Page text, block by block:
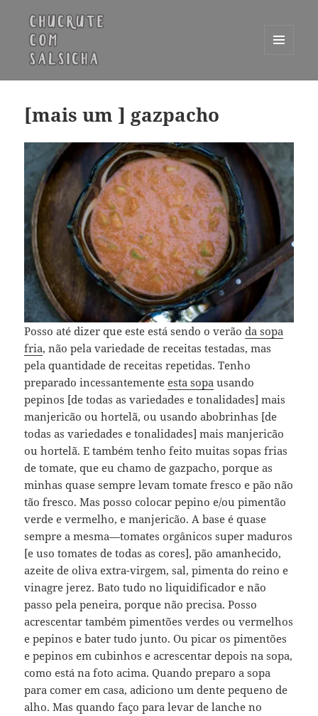
WIDGETS
[mais um ] gazpacho
Posso até dizer que este está sendo o verãoda sopa
fria, não pela variedade de receitas testadas, mas
pela quantidade de receitas repetidas. Tenho
preparado incessantementeesta sopa usando
pepinos [de todas as variedades e tonalidades] mais
manjericão ou hortelã, ou usando abobrinhas [de
todas as variedades e tonalidades] mais manjericão
ou hortelã. E também tenho feito muitas sopas frias
de tomate, que eu chamo de gazpacho, porque as
minhas quase sempre levam tomate fresco e pão não
tão fresco. Mas posso colocar pepino e/ou pimentão
verde e vermelho, e manjericão. A base é quase
sempre a mesma—tomates orgânicos super maduros
[e uso tomates de todas as cores], pão amanhecido,
azeite de oliva extra-virgem, sal, pimenta do reino e
vinagre jerez. Bato tudo no liquidificador e não
passo pela peneira, porque não precisa. Posso
acrescentar também pimentões verdes ou vermelhos
e pepinos e bater tudo junto. Ou picar os pimentões
e pepinos em cubinhos e acrescentar depois na sopa,
como está na foto acima. Quando preparo a sopa
para comer em casa, adiciono um dente pequeno de
alho. Mas quando faço para levar de lanche no